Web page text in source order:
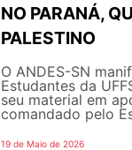
NO PARANÁ,
PALESTINO
O ANDES-SN
Estudantes da
seu material em
comandado pelo
19 de Maio de 2026